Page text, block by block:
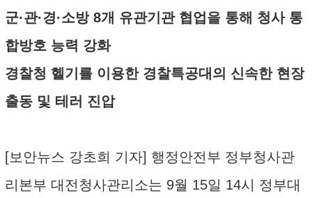
군·관·경·소방 8개 유관기관 협업을 통해 청사 통
합방호 능력 강화
경찰청 헬기를 이용한 경찰특공대의 신속한 현장
출동 및 테러 진압
[보안뉴스 강초희 기자] 행정안전부 정부청사관
리본부 대전청사관리소는 9월 15일 14시 정부대